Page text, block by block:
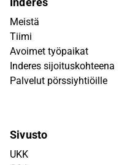
Meistä
Tiimi
Avoimet työpaikat
Inderes sijoituskohteena
Palvelut pörssiyhtiöille
Sivusto
UKK